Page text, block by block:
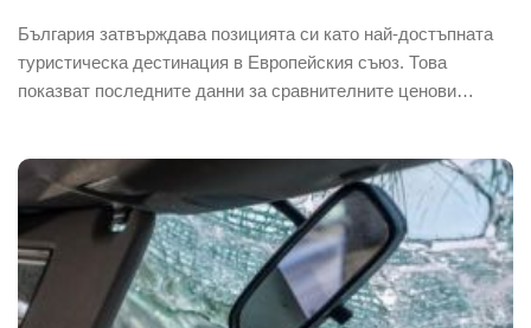
България затвърждава позицията си като най-достъпната
туристическа дестинация в Европейския съюз. Това
показват последните данни за сравнителните ценови…